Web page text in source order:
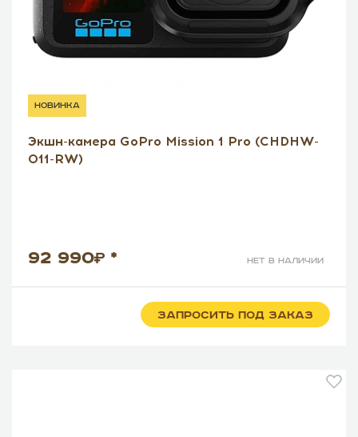
новинка
Экшн-камера GoPro Mission 1 Pro (CHDHW-
011-RW)
92 990 * нет в наличии
ЗАПРОСИТЬ ПОД ЗАКАЗ